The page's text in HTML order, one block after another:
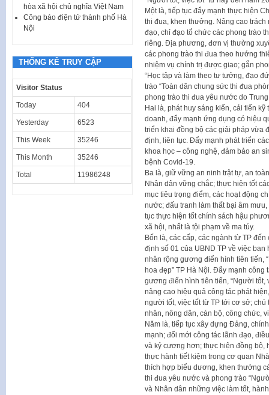
Một là, tiếp tục đẩy mạnh thực hiện
thi đua, khen thưởng. Nâng cao
đạo, chỉ đạo tổ chức các phong trào
riêng. Địa phương, đơn vị thường
các phong trào thi đua theo hướng
nhiệm vụ chính trị được giao; gắn
“Học tập và làm theo tư tưởng, đạo
trào “Toàn dân chung sức thi đua
phong trào thi đua yêu nước do
Hai là, phát huy sáng kiến, cải tiến
doanh, đẩy mạnh ứng dụng có hiệu
triển khai đồng bộ các giải pháp vừa
định, liên tục. Đẩy mạnh phát triển
khoa học – công nghệ, đảm bảo an
bệnh Covid-19.
Ba là, giữ vững an ninh trật tự, an
Nhân dân vững chắc; thực hiện tốt
mục tiêu trọng điểm, các hoạt động
nước; đấu tranh làm thất bại âm
tục thực hiện tốt chính sách hậu
xã hội, nhất là tội phạm về ma túy.
Bốn là, các cấp, các ngành từ TP
định số 01 của UBND TP về việc
nhân rộng gương điển hình tiên tiến,
hoa đẹp” TP Hà Nội. Đẩy mạnh
gương điển hình tiên tiến, “Người tốt,
nâng cao hiệu quả công tác phát
người tốt, việc tốt từ TP tới cơ sở;
nhân, nông dân, cán bộ, công chức,
Năm là, tiếp tục xây dựng Đảng,
mạnh; đổi mới công tác lãnh đạo,
và kỷ cương hơn; thực hiện đồng bộ,
thực hành tiết kiệm trong cơ quan
thích hợp biểu dương, khen thưởng
thi đua yêu nước và phong trào
và Nhân dân những việc làm tốt,
hòa xã hội chủ nghĩa Việt Nam
Công báo điện tử thành phố Hà
Nội
THỐNG KÊ TRUY CẬP
Visitor Status
Today 404
Yesterday 6523
This Week 35246
This Month 35246
Total 11986248